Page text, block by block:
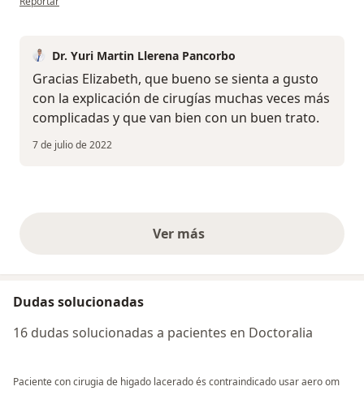
Dr. Yuri Martin Llerena Pancorbo
Gracias Elizabeth, que bueno se sienta a gusto
con la explicación de cirugías muchas veces más
complicadas y que van bien con un buen trato.
7 de julio de 2022
Ver másopiniones anteriores
Dudas solucionadas
16 dudas solucionadas a pacientes en Doctoralia
Paciente con cirugia de higado lacerado és contraindicado usar aero om